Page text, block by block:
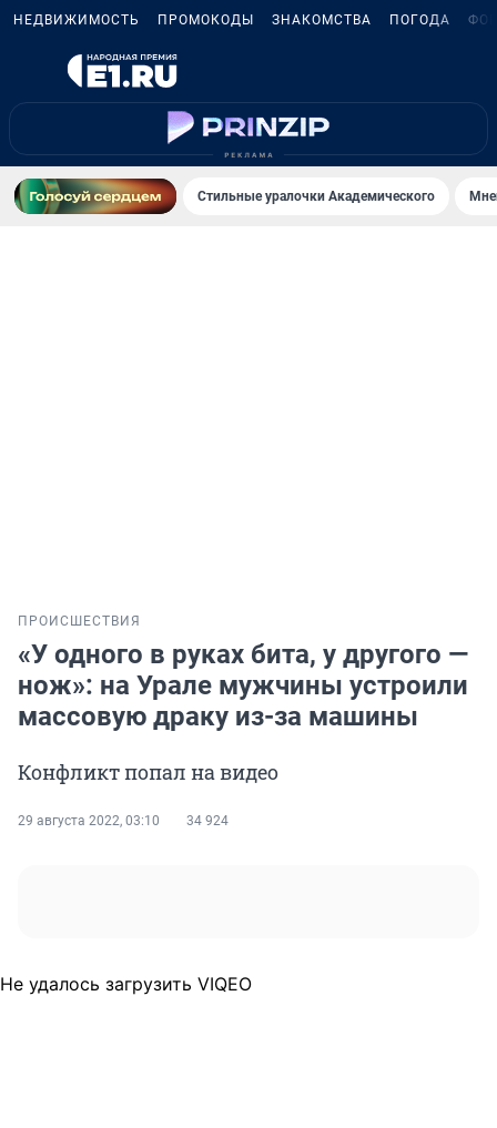
НЕДВИЖИМОСТЬ ПРОМОКОДЫ ЗНАКОМСТВА ПОГОДА
Стильные уралочки Академического
ПРОИСШЕСТВИЯ
«У одного в руках бита, у другого —
нож»: на Урале мужчины устроили
массовую драку из-за машины
Конфликт попал на видео
29 августа 2022, 03:10 34 924
Не удалось загрузить VIQEO